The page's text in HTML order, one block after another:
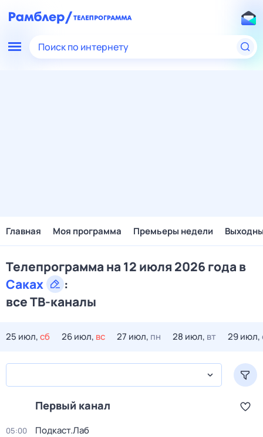
Поиск по интернету
Главная Моя программа Премьеры недели
Телепрограмма на 12 июля 2026 года в
Саках
:
все ТВ-каналы
25 июл,сб 26 июл, вс 27 июл, пн 28 июл, вт 29 июл,
Первый канал
05:00 Подкаст.Лаб